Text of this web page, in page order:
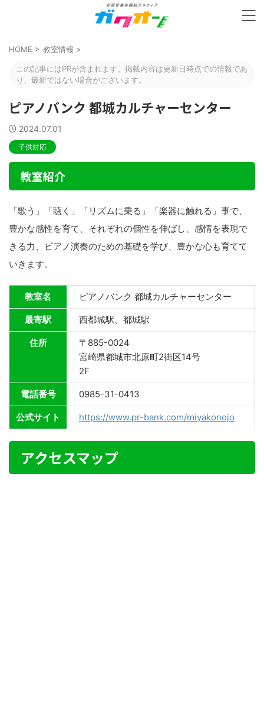
HOME > 教室情報 >
この記事にはPRが含まれます。掲載内容は更新日時点での情報であ
り、最新ではない場合がございます。
ピアノバンク 都城カルチャーセンター
2024.07.01
子供対応
教室紹介
「歌う」「聴く」「リズムに乗る」「楽器に触れる」事で、
豊かな感性を育て、それぞれの個性を伸ばし、感情を表現で
きる力、ピアノ演奏のための基礎を学び、豊かな心も育てて
いきます。
教室名 ピアノバンク 都城カルチャーセンター
最寄駅 西都城駅、都城駅
住所
〒885-0024
宮崎県都城市北原町2街区14号
2F
電話番号 0985-31-0413
公式サイト https://www.pr-bank.com/miyakonojo
アクセスマップ